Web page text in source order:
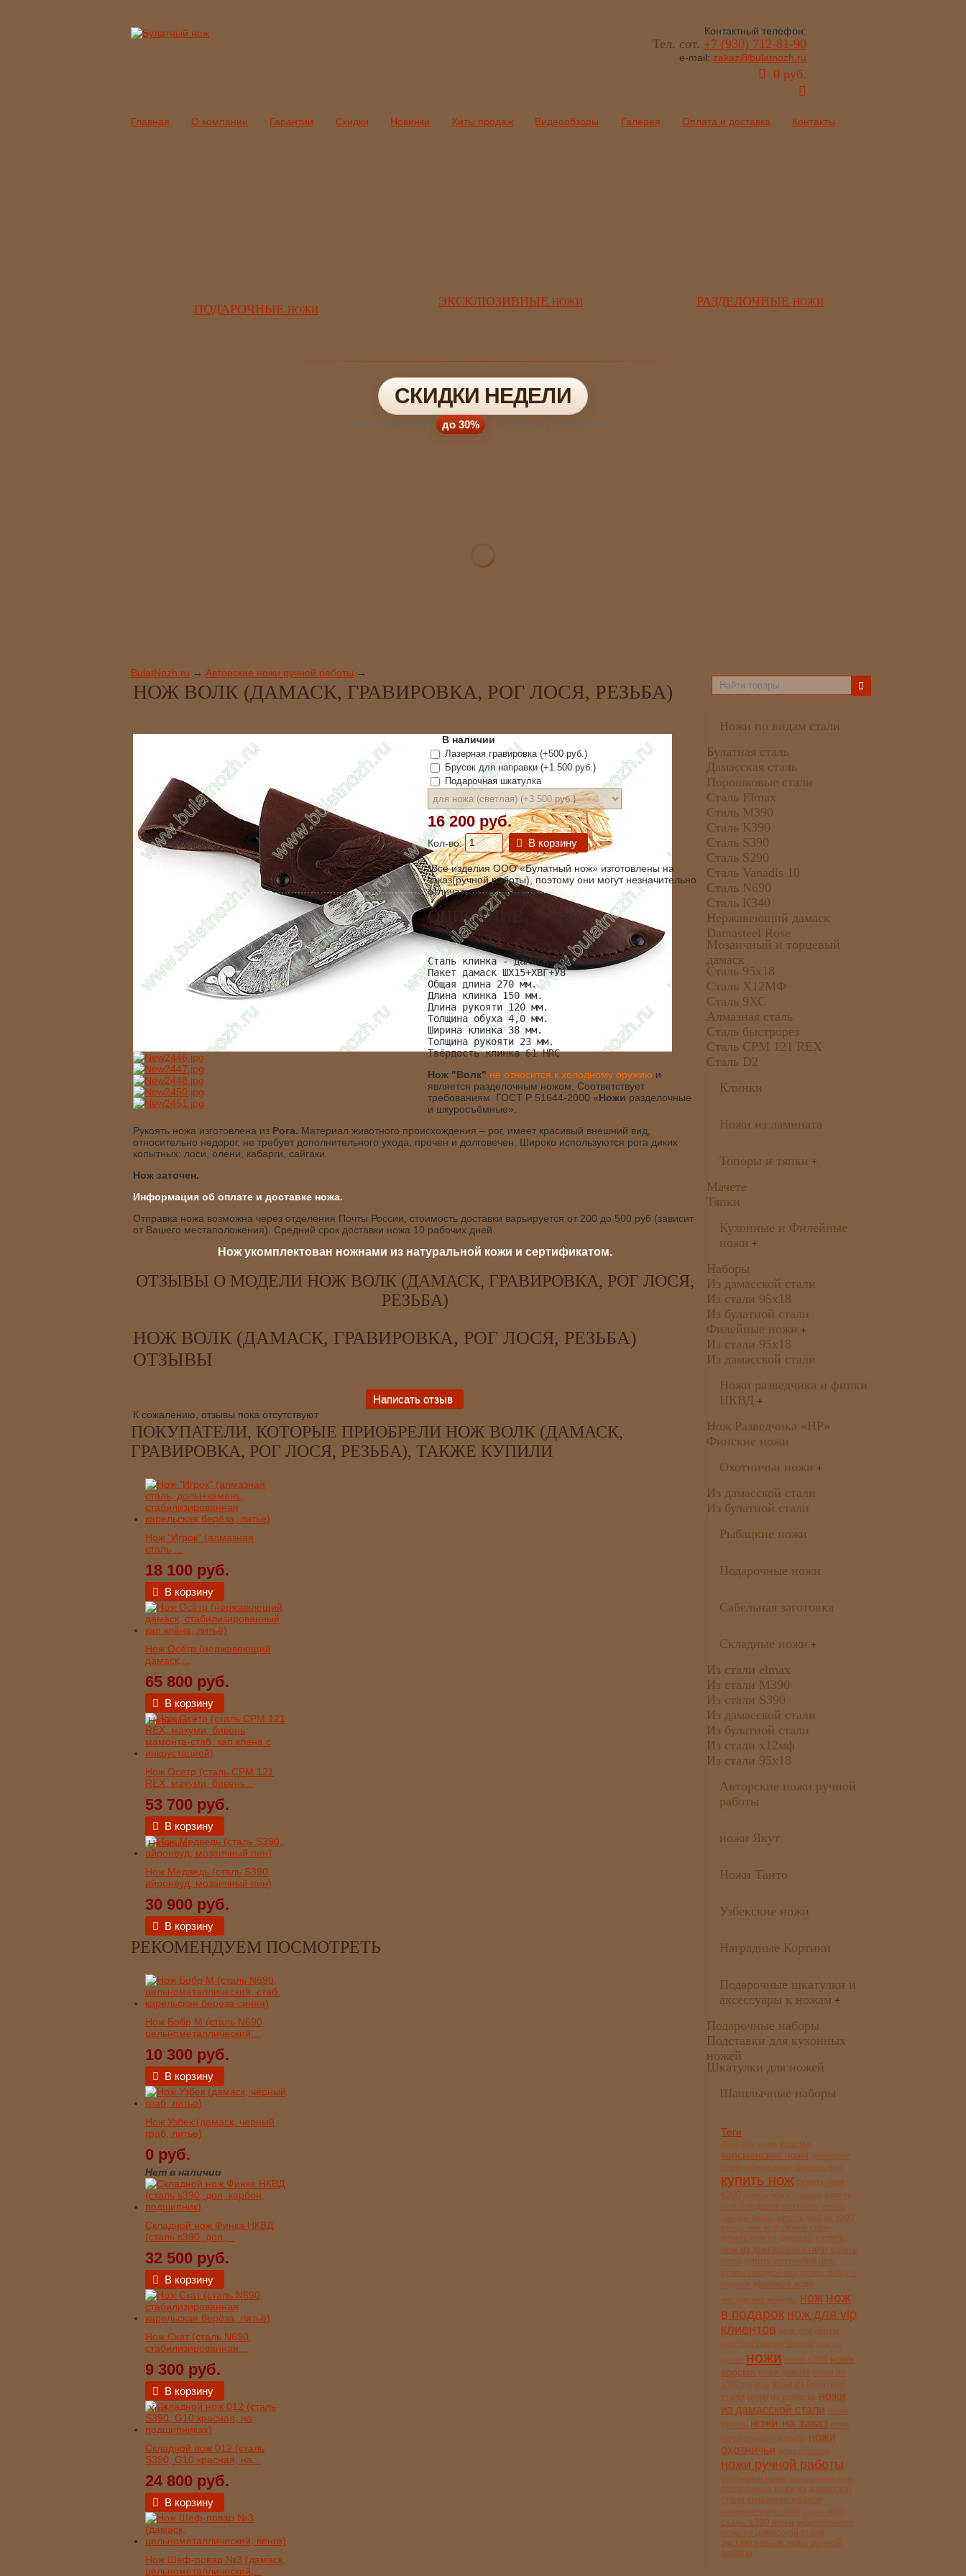
Контактный телефон:
Тел. сот. +7 (930) 712-81-90
e-mail: zakaz@bulatnozh.ru
0 руб.
Главная О компании Гарантии Скидки Новинки Хиты продаж Видеообзоры Галерея Оплата и доставка Контакты
ПОДАРОЧНЫЕ НОЖИ
ЭКСКЛЮЗИВНЫЕ НОЖИ РАЗДЕЛОЧНЫЕ НОЖИ
СКИДКИ НЕДЕЛИ
Ножи со скидкой до 30% — количество ограничено
BulatNozh.ru → Авторские ножи ручной работы →
НОЖ ВОЛК (ДАМАСК, ГРАВИРОВКА, РОГ ЛОСЯ, РЕЗЬБА)
В наличии
Лазерная гравировка (+500 руб. )
Брусок для направки (+1 500 руб. )
Подарочная шкатулка
16 200 руб.
Кол-во: В корзину
*Все изделия ООО «Булатный нож» изготовлены на
заказ(ручной работы), поэтому они могут незначительно
отличаться по размеру.
ОПИСАНИЕ
Сталь клинка - дамаск 400 слоёв
Пакет дамаск ШХ15+ХВГ+У8
Общая длина 270 мм.
Длина клинка 150 мм.
Длина рукояти 120 мм.
Толщина обуха 4,0 мм.
Ширина клинка 38 мм.
Толщина рукояти 23 мм.
Твёрдость клинка 61 HRC
Нож "Волк" не относится к холодному оружию и
является разделочным ножом. Соответствует
требованиям ГОСТ Р 51644-2000 «Ножи разделочные
и шкуросъёмные».
Рукоять ножа изготовлена из Рога. Материал животного происхождения – рог, имеет красивый внешний вид,
относительно недорог, не требует дополнительного ухода, прочен и долговечен. Широко используются рога диких
копытных: лоси, олени, кабарги, сайгаки.
Нож заточен.
Информация об оплате и доставке ножа.
Отправка ножа возможна через отделения Почты России, стоимость доставки варьируется от 200 до 500 руб (зависит
от Вашего местаположения). Средний срок доставки ножа 10 рабочих дней.
Нож укомплектован ножнами из натуральной кожи и сертификатом.
ОТЗЫВЫ О МОДЕЛИ НОЖ ВОЛК (ДАМАСК, ГРАВИРОВКА, РОГ ЛОСЯ,
РЕЗЬБА)
НОЖ ВОЛК (ДАМАСК, ГРАВИРОВКА, РОГ ЛОСЯ, РЕЗЬБА)
ОТЗЫВЫ
К сожалению, отзывы пока отсутствуют
ПОКУПАТЕЛИ, КОТОРЫЕ ПРИОБРЕЛИ НОЖ ВОЛК (ДАМАСК,
ГРАВИРОВКА, РОГ ЛОСЯ, РЕЗЬБА), ТАКЖЕ КУПИЛИ
Нож "Игрок" (алмазная
сталь,...
18 100 руб.
В корзину
Нож Осётр (нержавеющий
дамаск,...
65 800 руб.
В корзину
Новинка!
Нож Осетр (сталь CPM 121
REX, макуми, бивень...
53 700 руб.
В корзину
Новинка!
Нож Медведь (сталь S390,
айронвуд, мозаичный пин)
30 900 руб.
В корзину
РЕКОМЕНДУЕМ ПОСМОТРЕТЬ
Нож Бобр М (сталь N690,
цельнометаллический,...
10 300 руб.
В корзину
Нож Узбек (дамаск, черный
граб, литье)
0 руб.
Нет в наличии
Складной нож Финка НКВД
(сталь s390, дол,...
32 500 руб.
В корзину
Нож Скат (сталь N690,
стабилизированная...
9 300 руб.
В корзину
Хит!
Складной нож 012 (сталь
S390, G10 красная, на...
24 800 руб.
В корзину
Нож Шеф-повар №3 (дамаск,
цельнометаллический;...
Ножи по видам стали
Булатная сталь
Дамасская сталь
Порошковые стали
Сталь Elmax
Сталь М390
Сталь К390
Сталь S390
Сталь S290
Сталь Vanadis 10
Сталь N690
Сталь К340
Нержавеющий дамаск
Damasteel Rose
Мозаичный и торцевый
дамаск
Сталь 95х18
Сталь Х12МФ
Сталь 9ХС
Алмазная сталь
Сталь быстрорез
Сталь CPM 121 REX
Сталь D2
Клинки
Ножи из ламината
Топоры и тяпки +
Мачете
Тяпки
Кухонные и Филейные
ножи +
Наборы
Из дамасской стали
Из стали 95х18
Из булатной стали
Филейные ножи +
Из стали 95х18
Из дамасской стали
Ножи разведчика и финки
НКВД +
Нож Разведчика «НР»
Финские ножи
Охотничьи ножи +
Из дамасской стали
Из булатной стали
Рыбацкие ножи
Подарочные ножи
Сабельная заготовка
Складные ножи +
Из стали elmax
Из стали М390
Из стали S390
Из дамасской стали
Из булатной стали
Из стали х12мф
Из стали 95х18
Авторские ножи ручной
работы
ножи Якут
Ножи Танто
Узбекские ножи
Наградные Кортики
Подарочные шкатулки и
аксессуары к ножам +
Подарочные наборы
Подставки для кухонных
ножей
Шкатулки для ножей
Шашлычные наборы
Теги
ворсма
ворсменские ножи
купить нож купить нож
s390
купить
нож из дамасской стали
купить охотничий нож
кухонные ножи
нож нож
в подарок нож для vip
клиентов нож для охоты
ножи
ножи
ворсма
ножи дамаск
ножи из булатной
стали
ножи
из дамасской стали
ножи
купить
ножи на заказ
ножи
охотничьи
ножи ручной работы
охотничьи ножи
складники жбанов
сталь s390 ножи
эксклюзивные ножи ручной
работы